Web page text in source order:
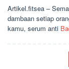
Artikel.fitsea –
dambaan setiap
kamu, serum anti